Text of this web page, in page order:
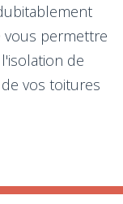
vous permettre
de
vos toitures